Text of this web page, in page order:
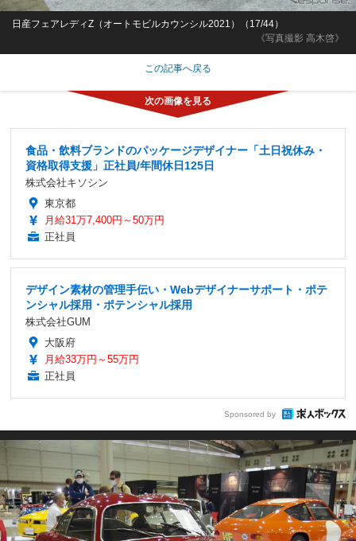
《写真撮影 高木啓》
日産フェアレディZ（オートモビルカウンシル2021）（17/44）
この記事へ戻る
食品・飲料ブランドのパッケージデザイナー「土日祝休み・
資格取得支援」正社員/年間休日125日
株式会社キソシン
東京都
月給31万7,400円～50万円
正社員
デザイン素材の管理手伝い・Webデザイナーサポート・ポテ
ンシャル採用・ポテンシャル採用
株式会社GUM
大阪府
月給33万円～55万円
正社員
Sponsored by